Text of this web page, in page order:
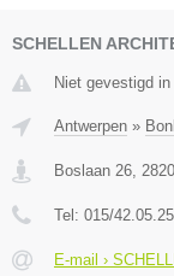
SCHELLEN
Niet gevestigd
Antwerpen »
Boslaan 26 2820
Tel: 015/42.05.25
E-mail ›